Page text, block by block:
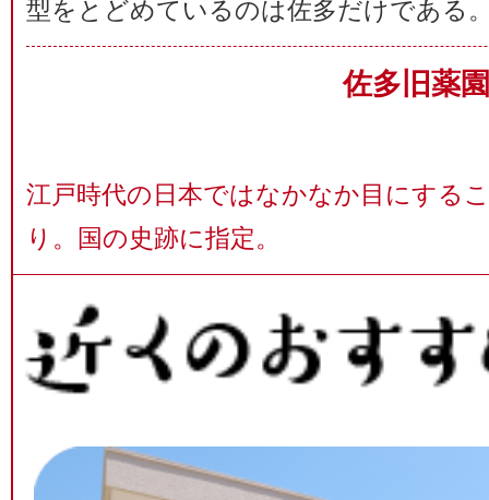
型をとどめているのは佐多だけである
佐多旧薬園
江戸時代の日本ではなかなか目にする
り。国の史跡に指定。